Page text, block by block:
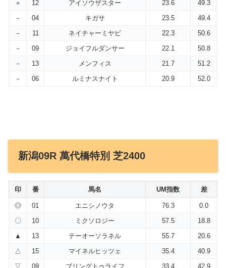
＋
12 アイソウザスター 23.6
49.3
－
04 キガサ 23.5
49.4
－
11 ネイチャーミヤビ 22.3
50.6
－
09 ジョイフルダンサー 22.1
50.8
－
13 メンフィス 21.7
51.2
－
06 ルミナスナイト 20.9 52.0
新潟09R 萬代橋特別 芝2400
印 番 馬名 UM指数 差
◎ 01 エニシノウタ 76.3
0.0
〇
10 ミクソロジー 57.5
18.8
▲
13 テーオーソラネル 55.7
20.6
△
15 マイネルヒッツェ 35.4
40.9
▽
09 ブリングトゥライフ 33.4 42.9